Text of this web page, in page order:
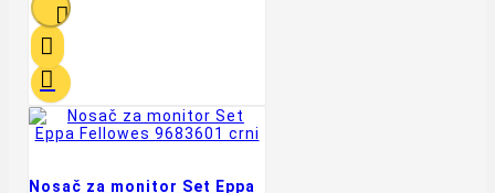



Nosač za monitor Set Eppa